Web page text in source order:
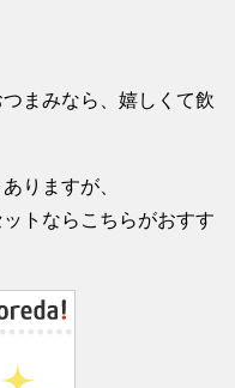
まみなら、嬉しくて飲
りますが、
トならこちらがおすす